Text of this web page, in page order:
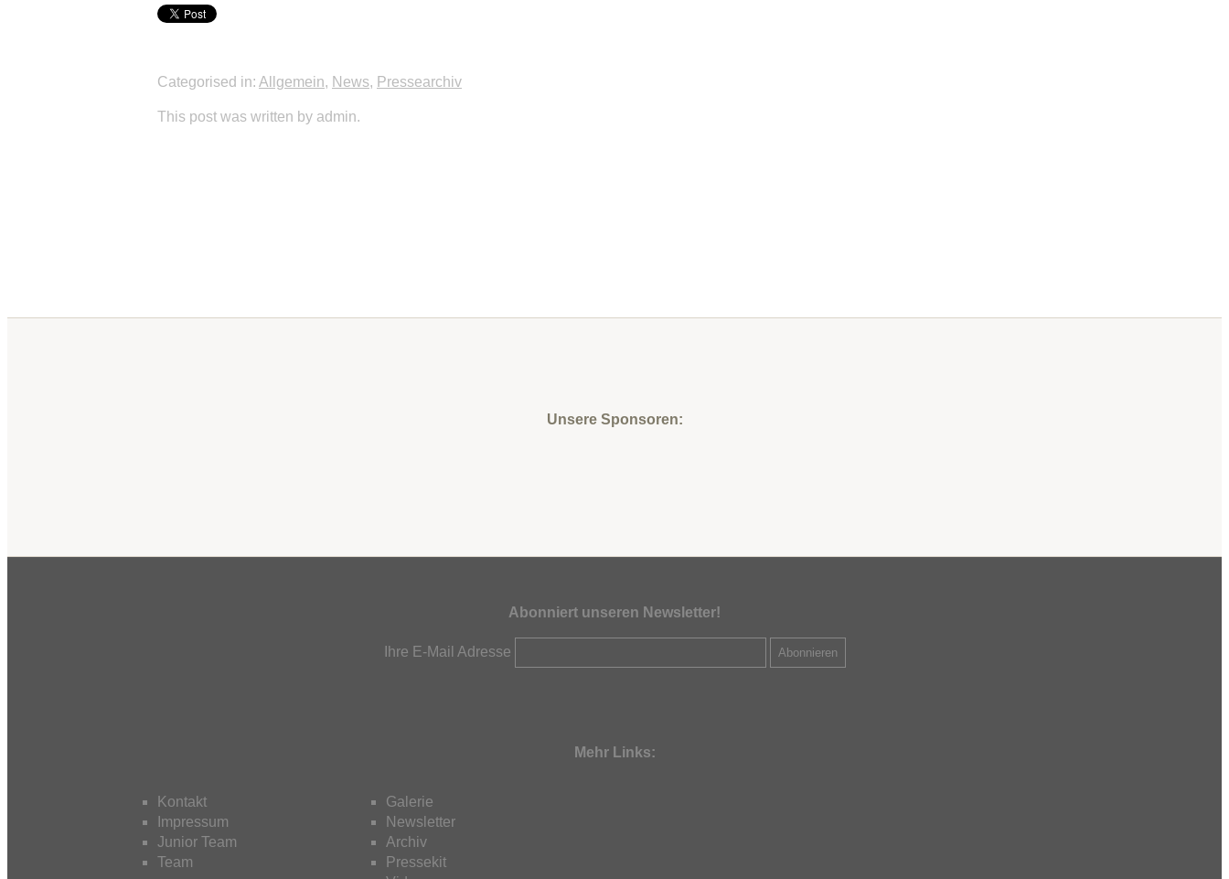
Categorised in: Allgemein, News, Pressearchiv
This post was written by admin.
Unsere Sponsoren:
Abonniert unseren Newsletter!
Ihre E-Mail Adresse
Mehr Links:
Kontakt
Impressum
Junior Team
Team
Galerie
Newsletter
Archiv
Pressekit